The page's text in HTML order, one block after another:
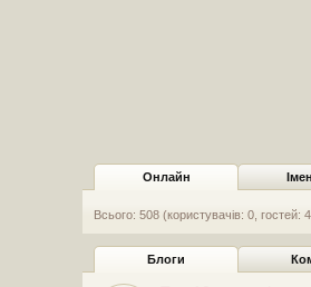
Онлайн
Всього: 508 (користувачів: 0, гостей:
Блоги